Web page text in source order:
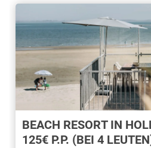
BEACH RESORT IN
125€ P.P. (BEI 4